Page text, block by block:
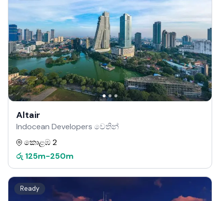
Altair
Indocean Developers වෙතින්
කොළඹ 2
රු 125m-250m
Ready